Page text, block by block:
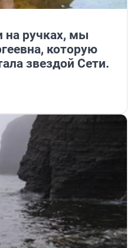
на ручках, мы
которую
звездой Сети.